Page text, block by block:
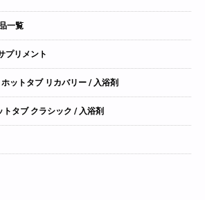
一覧
プリメント
ットタブ リカバリー / 入浴剤
タブ クラシック / 入浴剤